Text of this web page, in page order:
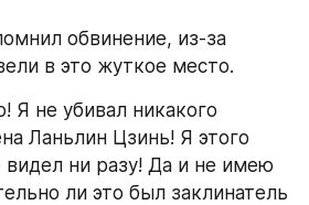
обвинение, из-за
в это жуткое место.
Я не убивал никакого
Ланьлин Цзинь! Я этого
видел ни разу! Да и не имею
ли это был заклинатель